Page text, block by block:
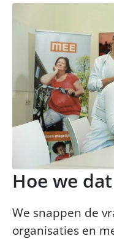
Hoe we
We snappen de
organisaties en